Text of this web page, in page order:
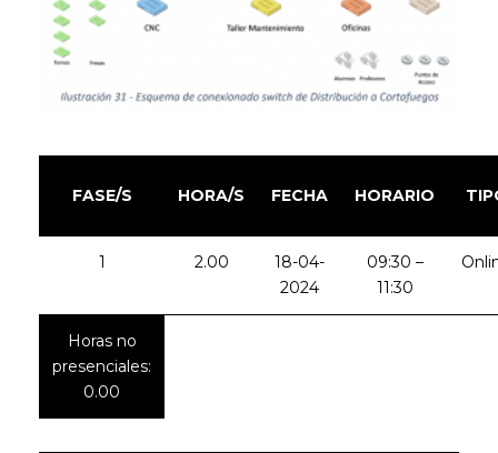
FASE/S HORA/S FECHA HORARIO
1 2.00
18-04-
2024
09:30 –
11:30
Horas no
presenciales:
0.00